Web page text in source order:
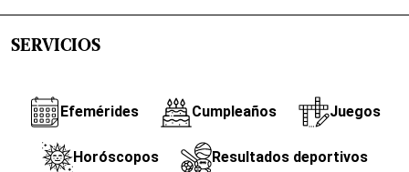
SERVICIOS
Efemérides Cumpleaños Juegos
Horóscopos Resultados deportivos